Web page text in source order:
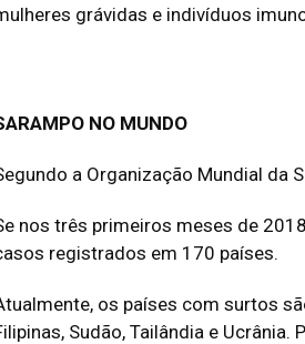
grávidas e indivíduos
NO MUNDO
a Organização Mundial da
nos três primeiros meses de
registrados em 170 países.
os países com surtos
Sudão, Tailândia e